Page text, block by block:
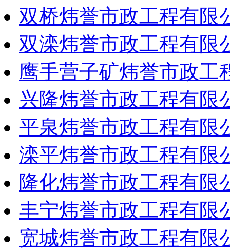
双桥炜誉市政工程有限
双滦炜誉市政工程有限
鹰手营子矿炜誉市政工
兴隆炜誉市政工程有限
平泉炜誉市政工程有限
滦平炜誉市政工程有限
隆化炜誉市政工程有限
丰宁炜誉市政工程有限
宽城炜誉市政工程有限